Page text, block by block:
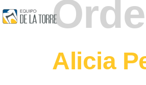
Alicia